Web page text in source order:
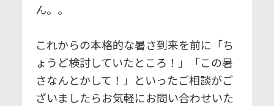
ん。。
これからの本格的な暑さ到来を前に「ち
ょうど検討していたところ！」「この暑
さなんとかして！」といったご相談がご
ざいましたらお気軽にお問い合わせいた